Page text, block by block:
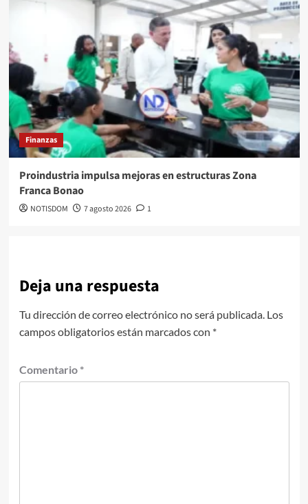
Finanzas
Proindustria impulsa mejoras en estructuras Zona
Franca Bonao
NOTISDOM 7 agosto 2026 1
Deja una respuesta
Tu dirección de correo electrónico no será publicada. Los
campos obligatorios están marcados con *
Comentario *